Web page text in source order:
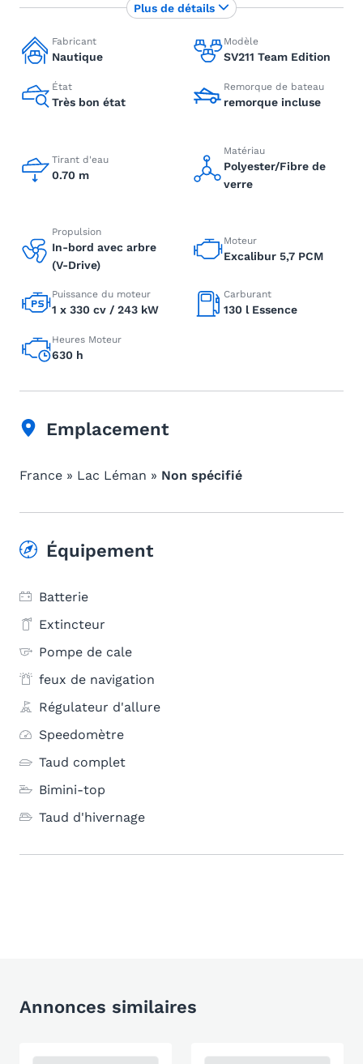
Fabricant
Nautique
Modèle
SV211 Team Edition
État
Très bon état
Remorque de bateau
remorque incluse
Tirant d'eau
0.70 m
Matériau
Polyester/Fibre de
verre
Propulsion
In-bord avec arbre
(V-Drive)
Moteur
Excalibur 5,7 PCM
Puissance du moteur
1 x 330 cv / 243 kW
Carburant
130 l Essence
Heures Moteur
630 h
Plus de détails
Emplacement
France » Lac Léman » Non spécifié
Équipement
Batterie
Extincteur
Pompe de cale
feux de navigation
Régulateur d'allure
Speedomètre
Taud complet
Bimini-top
Taud d'hivernage
Annonces similaires